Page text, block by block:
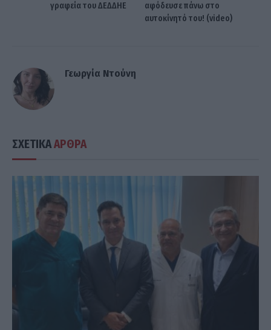
γραφεία του ΔΕΔΔΗΕ
αφόδευσε πάνω στο
αυτοκίνητό του! (video)
Γεωργία Ντούνη
ΣΧΕΤΙΚΑΑΡΘΡΑ